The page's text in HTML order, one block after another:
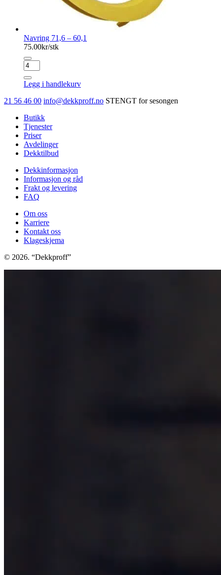
Navring 71,6 – 60,1
75.00kr/stk
Navring
71,6
-
60,1
antall
Legg i handlekurv
21 56 46 00 info@dekkproff.no STENGT for sesongen
Butikk
Tjenester
Priser
Avdelinger
Dekktilbud
Dekkinformasjon
Informasjon og råd
Frakt og levering
FAQ
Om oss
Karriere
Kontakt oss
Klageskjema
© 2026. “Dekkproff”